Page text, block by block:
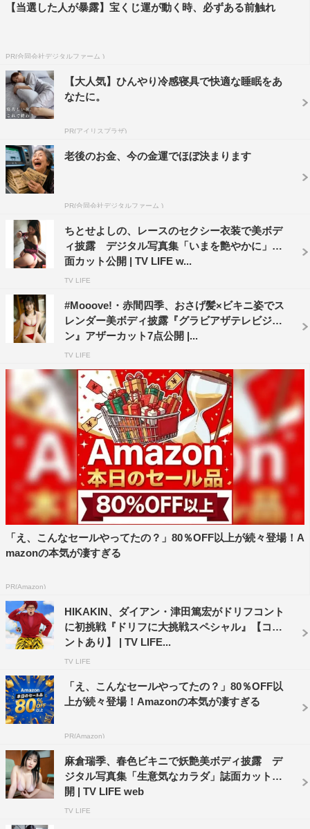
【当選した人が暴露】宝くじ運が動く時、必ずある前触れ
PR(合同会社デジタルファーム )
【大人気】ひんやり冷感寝具で快適な睡眠をあ
なたに。
PR(アイリスプラザ)
老後のお金、今の金運でほぼ決まります
PR(合同会社デジタルファーム )
ちとせよしの、レースのセクシー衣装で美ボデ
ィ披露 デジタル写真集「いまを艶やかに」誌
面カット公開 | TV LIFE w...
TV LIFE
#Mooove!・赤間四季、おさげ髪×ビキニ姿でス
レンダー美ボディ披露『グラビアザテレビジョ
ン』アザーカット7点公開 |...
TV LIFE
「え、こんなセールやってたの？」80％OFF以上が続々登場！A
mazonの本気が凄すぎる
PR(Amazon)
HIKAKIN、ダイアン・津田篤宏がドリフコント
に初挑戦『ドリフに大挑戦スペシャル』【コメ
ントあり】 | TV LIFE...
TV LIFE
「え、こんなセールやってたの？」80％OFF以
上が続々登場！Amazonの本気が凄すぎる
PR(Amazon)
麻倉瑞季、春色ビキニで妖艶美ボディ披露 デ
ジタル写真集「生意気なカラダ」誌面カット公
開 | TV LIFE web
TV LIFE